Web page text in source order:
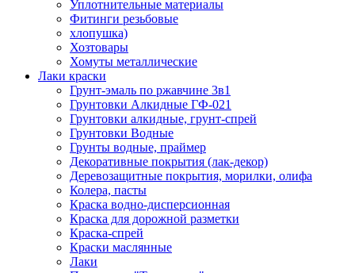
Уплотнительные материалы
Фитинги резьбовые
хлопушка)
Хозтовары
Хомуты металлические
Лаки краски
Грунт-эмаль по ржавчине 3в1
Грунтовки Алкидные ГФ-021
Грунтовки алкидные, грунт-спрей
Грунтовки Водные
Грунты водные, праймер
Декоративные покрытия (лак-декор)
Деревозащитные покрытия, морилки, олифа
Колера, пасты
Краска водно-дисперсионная
Краска для дорожной разметки
Краска-спрей
Краски маслянные
Лаки